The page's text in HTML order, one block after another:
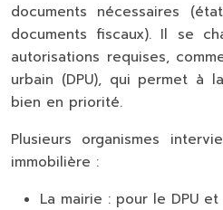
documents nécessaires
documents fiscaux). Il se
autorisations requises,
urbain (DPU), qui permet à
bien en priorité.
Plusieurs organismes
immobilière :
La mairie : pour le DPU